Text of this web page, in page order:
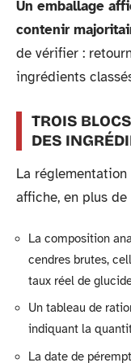
Un emballage
contenir
de vérifier :
ingrédients
TROIS
DES
La
affiche, en plus
La composition
cendres brutes,
taux réel de
Un tableau de
indiquant la
La date de